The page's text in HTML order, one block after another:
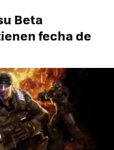
Beta
fecha de